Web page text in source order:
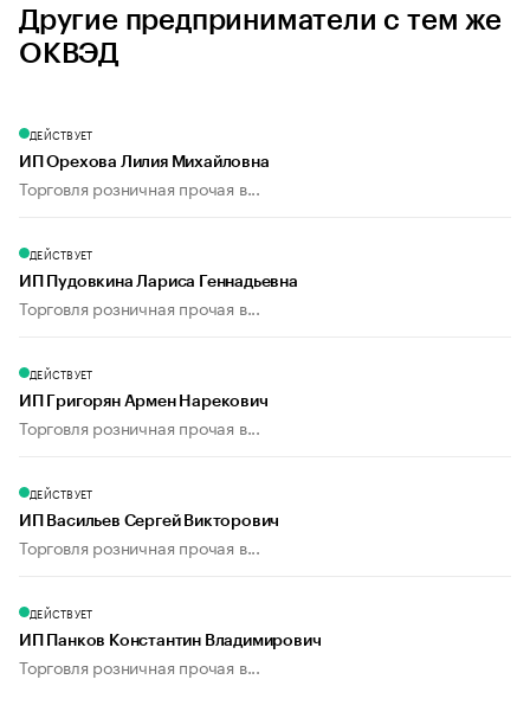
Другие предприниматели с тем же
ОКВЭД
ДЕЙСТВУЕТ
ИП Орехова Лилия Михайловна
Торговля розничная прочая в...
ДЕЙСТВУЕТ
ИП Пудовкина Лариса Геннадьевна
Торговля розничная прочая в...
ДЕЙСТВУЕТ
ИП Григорян Армен Нарекович
Торговля розничная прочая в...
ДЕЙСТВУЕТ
ИП Васильев Сергей Викторович
Торговля розничная прочая в...
ДЕЙСТВУЕТ
ИП Панков Константин Владимирович
Торговля розничная прочая в...